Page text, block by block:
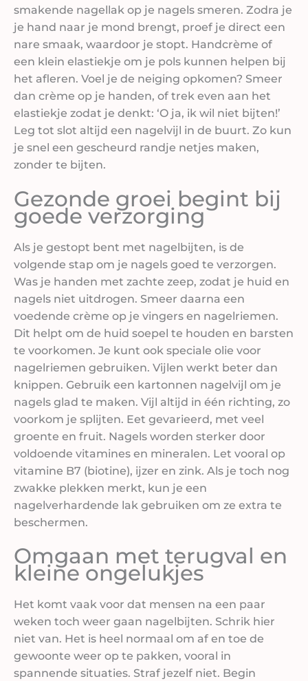
smakende nagellak op je nagels smeren. Zodra je
je hand naar je mond brengt, proef je direct een
nare smaak, waardoor je stopt. Handcrème of
een klein elastiekje om je pols kunnen helpen bij
het afleren. Voel je de neiging opkomen? Smeer
dan crème op je handen, of trek even aan het
elastiekje zodat je denkt: ‘O ja, ik wil niet bijten!’
Leg tot slot altijd een nagelvijl in de buurt. Zo kun
je snel een gescheurd randje netjes maken,
zonder te bijten.
Gezonde groei begint bij
goede verzorging
Als je gestopt bent met nagelbijten, is de
volgende stap om je nagels goed te verzorgen.
Was je handen met zachte zeep, zodat je huid en
nagels niet uitdrogen. Smeer daarna een
voedende crème op je vingers en nagelriemen.
Dit helpt om de huid soepel te houden en barsten
te voorkomen. Je kunt ook speciale olie voor
nagelriemen gebruiken. Vijlen werkt beter dan
knippen. Gebruik een kartonnen nagelvijl om je
nagels glad te maken. Vijl altijd in één richting, zo
voorkom je splijten. Eet gevarieerd, met veel
groente en fruit. Nagels worden sterker door
voldoende vitamines en mineralen. Let vooral op
vitamine B7 (biotine), ijzer en zink. Als je toch nog
zwakke plekken merkt, kun je een
nagelverhardende lak gebruiken om ze extra te
beschermen.
Omgaan met terugval en
kleine ongelukjes
Het komt vaak voor dat mensen na een paar
weken toch weer gaan nagelbijten. Schrik hier
niet van. Het is heel normaal om af en toe de
gewoonte weer op te pakken, vooral in
spannende situaties. Straf jezelf niet. Begin